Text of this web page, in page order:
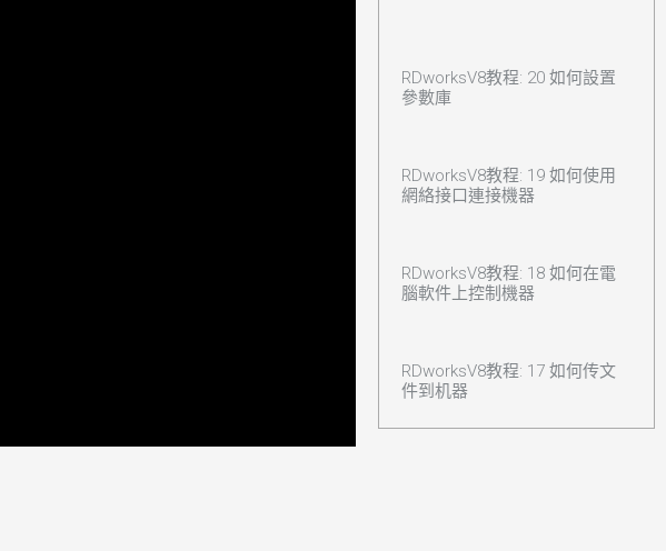
RDworksV8教程: 20 如何設置
參數庫
RDworksV8教程: 19 如何使用
網絡接口連接機器
RDworksV8教程: 18 如何在電
腦軟件上控制機器
RDworksV8教程: 17 如何传文
件到机器